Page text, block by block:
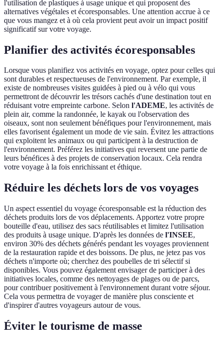
l'utilisation de plastiques à usage unique et qui proposent des
alternatives végétales et écoresponsables. Une attention accrue à ce
que vous mangez et à où cela provient peut avoir un impact positif
significatif sur votre voyage.
Planifier des activités écoresponsables
Lorsque vous planifiez vos activités en voyage, optez pour celles qui
sont durables et respectueuses de l'environnement. Par exemple, il
existe de nombreuses visites guidées à pied ou à vélo qui vous
permettront de découvrir les trésors cachés d'une destination tout en
réduisant votre empreinte carbone. Selon l'ADEME, les activités de
plein air, comme la randonnée, le kayak ou l'observation des
oiseaux, sont non seulement bénéfiques pour l'environnement, mais
elles favorisent également un mode de vie sain. Évitez les attractions
qui exploitent les animaux ou qui participent à la destruction de
l'environnement. Préférez les initiatives qui reversent une partie de
leurs bénéfices à des projets de conservation locaux. Cela rendra
votre voyage à la fois enrichissant et éthique.
Réduire les déchets lors de vos voyages
Un aspect essentiel du voyage écoresponsable est la réduction des
déchets produits lors de vos déplacements. Apportez votre propre
bouteille d'eau, utilisez des sacs réutilisables et limitez l'utilisation
des produits à usage unique. D'après les données de l'INSEE,
environ 30% des déchets générés pendant les voyages proviennent
de la restauration rapide et des boissons. De plus, ne jetez pas vos
déchets n'importe où; cherchez des poubelles de tri sélectif si
disponibles. Vous pouvez également envisager de participer à des
initiatives locales, comme des nettoyages de plages ou de parcs,
pour contribuer positivement à l'environnement durant votre séjour.
Cela vous permettra de voyager de manière plus consciente et
d'inspirer d'autres voyageurs autour de vous.
Éviter le tourisme de masse